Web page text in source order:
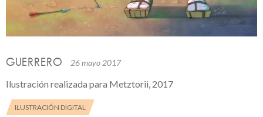
GUERRERO 26 mayo 2017
Ilustración realizada para Metztorii, 2017
ILUSTRACIÓN DIGITAL